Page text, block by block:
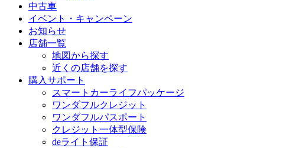
中古車
イベント・キャンペーン
お知らせ
店舗一覧
地図から探す
近くの店舗を探す
購入サポート
スマートカーライフパッケージ
ワンダフルクレジット
ワンダフルパスポート
クレジット一体型保険
deライト保証